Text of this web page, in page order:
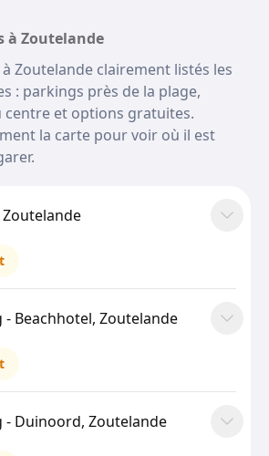
à Zoutelande
Zoutelande clairement listés les
: parkings près de la plage,
centre et options gratuites.
la carte pour voir où il est
- Beachhotel, Zoutelande
- Duinoord, Zoutelande